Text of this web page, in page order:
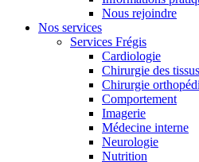
Nous rejoindre
Nos services
Services Frégis
Cardiologie
Chirurgie des
Chirurgie
Comportement
Imagerie
Médecine interne
Neurologie
Nutrition